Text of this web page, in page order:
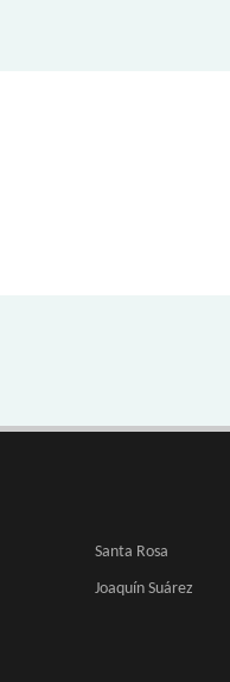
Santa Rosa
Joaquín Suárez